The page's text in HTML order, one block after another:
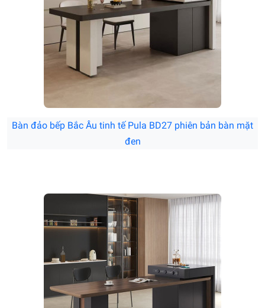
Bàn đảo bếp Bắc Âu tinh tế Pula BD27 phiên bản bàn mặt
đen